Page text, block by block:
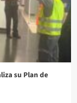
su Plan de